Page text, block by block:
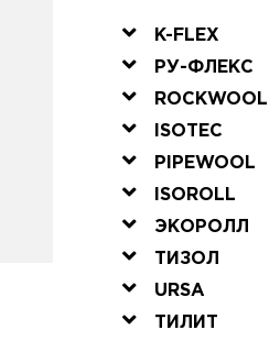
K-FLEX
РУ-ФЛЕКС
ROCKWOOL
ISOTEC
PIPEWOOL
ISOROLL
ЭКОРОЛЛ
ТИЗОЛ
URSA
ТИЛИТ